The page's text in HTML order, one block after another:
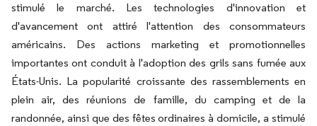
stimulé le marché. Les technologies d'innovation et
d'avancement ont attiré l'attention des consommateurs
américains. Des actions marketing et promotionnelles
importantes ont conduit à l'adoption des grils sans fumée aux
États-Unis. La popularité croissante des rassemblements en
plein air, des réunions de famille, du camping et de la
randonnée, ainsi que des fêtes ordinaires à domicile, a stimulé